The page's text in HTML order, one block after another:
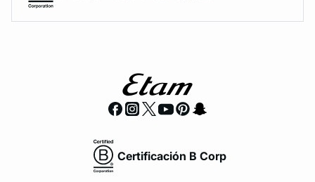
Certificación B Corp